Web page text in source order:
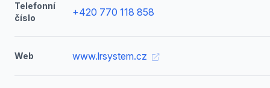
Telefonní
číslo
+420 770 118 858
Web www.lrsystem.cz